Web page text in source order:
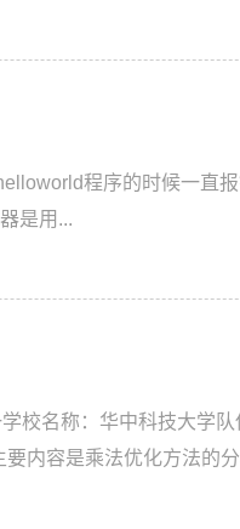
程序的时候一直
是用...
校名称：华中科技大学
内容是乘法优化方法的